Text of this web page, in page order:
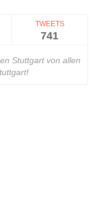
TWEETS
741
Stuttgart von allen